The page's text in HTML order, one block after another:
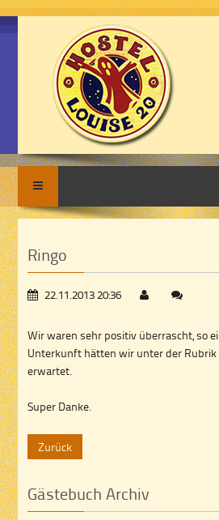
Ringo
22.11.2013 20:36
Wir waren sehr positiv überrascht, so
Unterkunft hätten wir unter der Rubrik
erwartet.
Super Danke.
Zurück
Gästebuch Archiv